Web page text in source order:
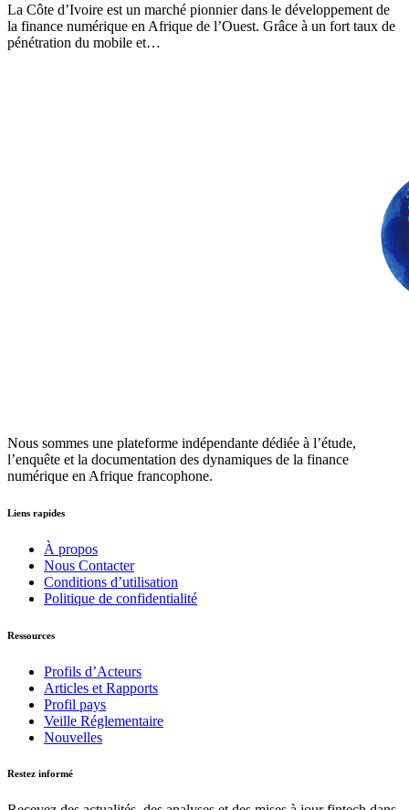
La Côte d’Ivoire est un marché pionnier dans le développement de
la finance numérique en Afrique de l’Ouest. Grâce à un fort taux de
pénétration du mobile et…
Nous sommes une plateforme indépendante dédiée à l’étude,
l’enquête et la documentation des dynamiques de la finance
numérique en Afrique francophone.
Liens rapides
À propos
Nous Contacter
Conditions d’utilisation
Politique de confidentialité
Ressources
Profils d’Acteurs
Articles et Rapports
Profil pays
Veille Réglementaire
Nouvelles
Restez informé